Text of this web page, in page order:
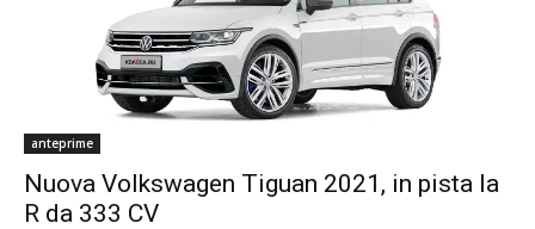
anteprime
Nuova Volkswagen Tiguan 2021, in pista la
R da 333 CV